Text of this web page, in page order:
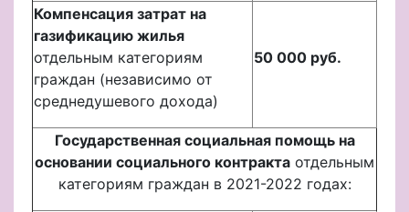
Компенсация затрат на
газификацию жилья
отдельным категориям
граждан (независимо от
среднедушевого дохода)
50 000 руб.
Государственная социальная помощь на
основании социального контракта отдельным
категориям граждан в 2021-2022 годах: